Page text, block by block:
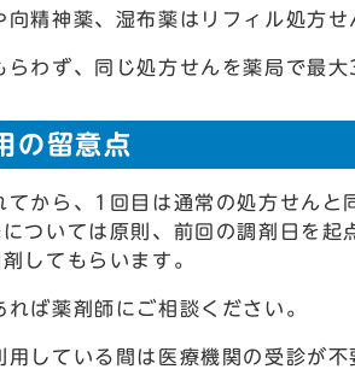
精神薬、湿布薬はリフィル処方せ
わず、同じ処方せんを薬局で最
の留意点
てから、1回目は通常の処方せん
ついては原則、前回の調剤日を起
してもらいます。
ば薬剤師にご相談ください。
用している間は医療機関の受診が